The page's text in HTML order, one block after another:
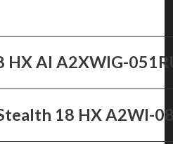
HX AI A2XWIG-
18 HX A2WI-